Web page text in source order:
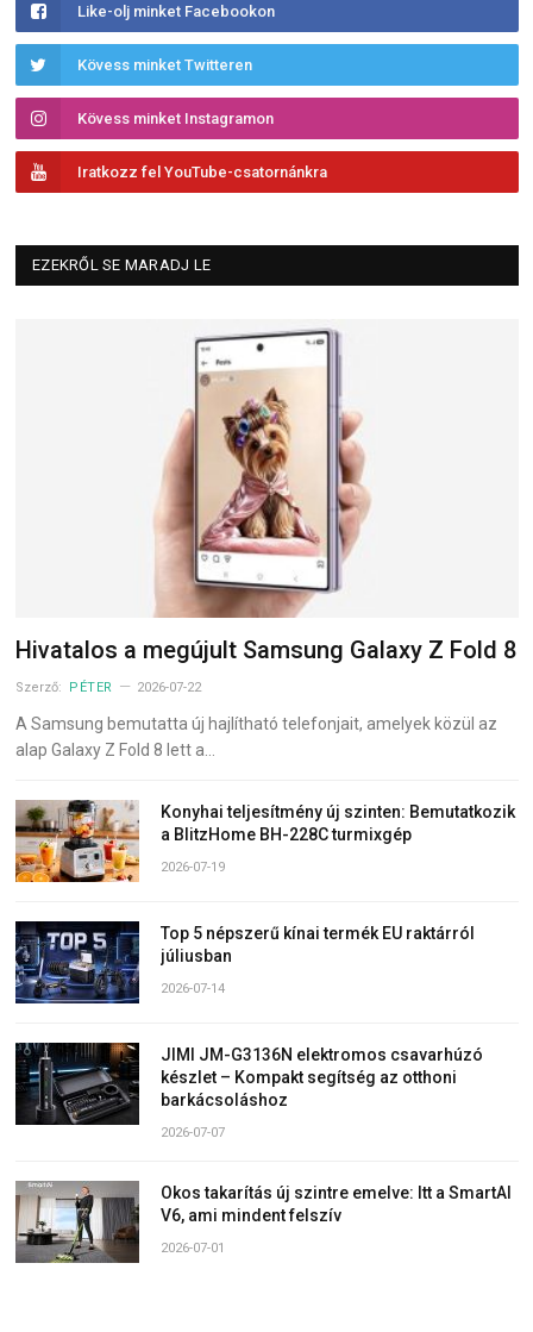
Like-olj minket Facebookon
Kövess minket Twitteren
Kövess minket Instagramon
Iratkozz fel YouTube-csatornánkra
EZEKRŐL SE MARADJ LE
Hivatalos a megújult Samsung Galaxy Z Fold 8
Szerző: PÉTER 2026-07-22
A Samsung bemutatta új hajlítható telefonjait, amelyek közül az
alap Galaxy Z Fold 8 lett a…
Konyhai teljesítmény új szinten: Bemutatkozik
a BlitzHome BH-228C turmixgép
2026-07-19
Top 5 népszerű kínai termék EU raktárról
júliusban
2026-07-14
JIMI JM-G3136N elektromos csavarhúzó
készlet – Kompakt segítség az otthoni
barkácsoláshoz
2026-07-07
Okos takarítás új szintre emelve: Itt a SmartAI
V6, ami mindent felszív
2026-07-01